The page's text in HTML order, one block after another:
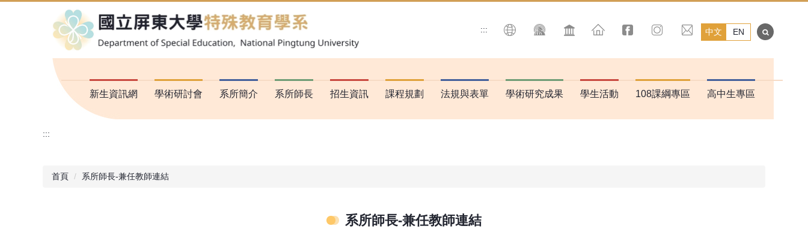
::: 中文 EN
新生資訊網 學術研討會 系所簡介 系所師長 招生資訊 課程規劃 法規與表單 學術研究成果 學生活動 108課綱專區 高中生專區
:::
首頁 系所師長-兼任教師連結
系所師長-兼任教師連結